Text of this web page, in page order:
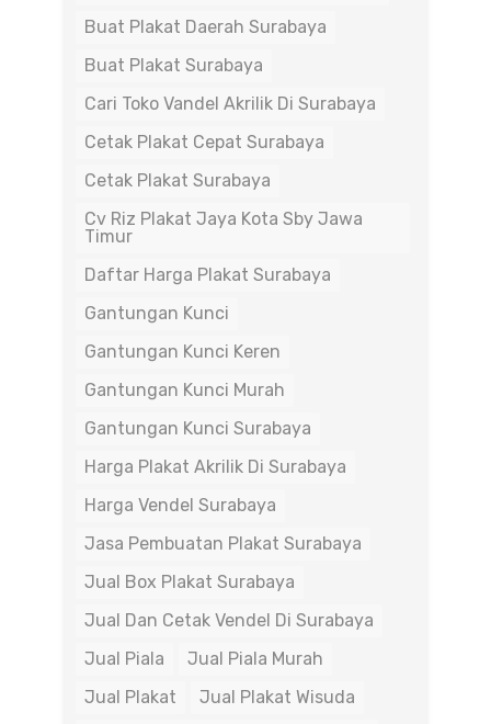
Buat Plakat Daerah Surabaya
Buat Plakat Surabaya
Cari Toko Vandel Akrilik Di Surabaya
Cetak Plakat Cepat Surabaya
Cetak Plakat Surabaya
Cv Riz Plakat Jaya Kota Sby Jawa
Timur
Daftar Harga Plakat Surabaya
Gantungan Kunci
Gantungan Kunci Keren
Gantungan Kunci Murah
Gantungan Kunci Surabaya
Harga Plakat Akrilik Di Surabaya
Harga Vendel Surabaya
Jasa Pembuatan Plakat Surabaya
Jual Box Plakat Surabaya
Jual Dan Cetak Vendel Di Surabaya
Jual Piala
Jual Piala Murah
Jual Plakat
Jual Plakat Wisuda